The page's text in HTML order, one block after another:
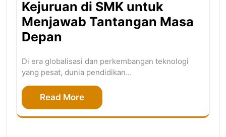
Kejuruan di SMK untuk
Menjawab Tantangan Masa
Depan
Di era globalisasi dan perkembangan teknologi
yang pesat, dunia pendidikan…
Read More